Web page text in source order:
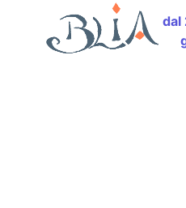
dal